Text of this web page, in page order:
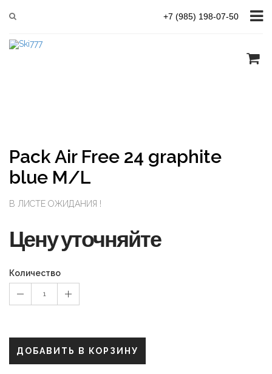
+7 (985) 198-07-50
Pack Air Free 24 graphite
blue M/L
В ЛИСТЕ ОЖИДАНИЯ !
Цену уточняйте
Количество
1
ДОБАВИТЬ В КОРЗИНУ